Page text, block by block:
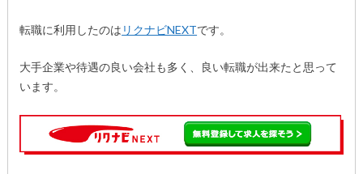
転職に利用したのは リクナビNEXTです。
大手企業や待遇の良い会社も多く、良い転職が出来たと思って
います。